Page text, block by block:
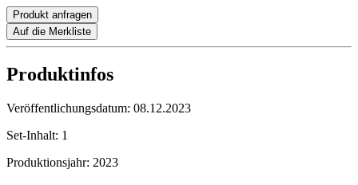
Produkt anfragen
Auf die Merkliste
Produktinfos
Veröffentlichungsdatum: 08.12.2023
Set-Inhalt: 1
Produktionsjahr: 2023